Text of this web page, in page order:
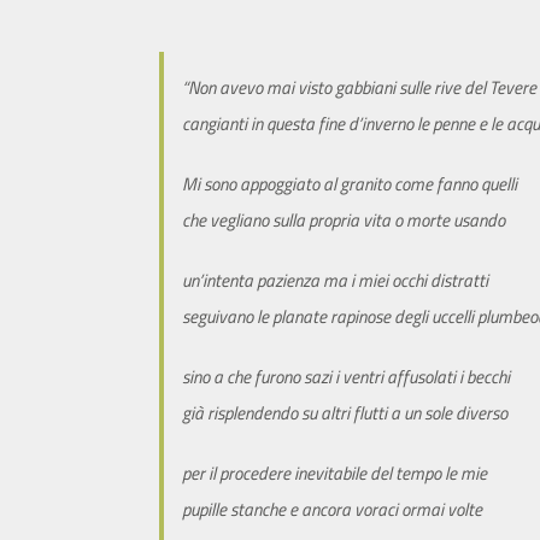
“Non avevo mai visto gabbiani sulle rive del Tevere
cangianti in questa fine d’inverno le penne e le
Mi sono appoggiato al granito come fanno quelli
che vegliano sulla propria vita o morte usando
un’intenta pazienza ma i miei occhi distratti
seguivano le planate rapinose degli uccelli
sino a che furono sazi i ventri affusolati i becchi
già risplendendo su altri flutti a un sole diverso
per il procedere inevitabile del tempo le mie
pupille stanche e ancora voraci ormai volte